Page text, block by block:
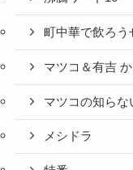
町中華で飲ろう
マツコ＆有吉
マツコの知らな
メシドラ